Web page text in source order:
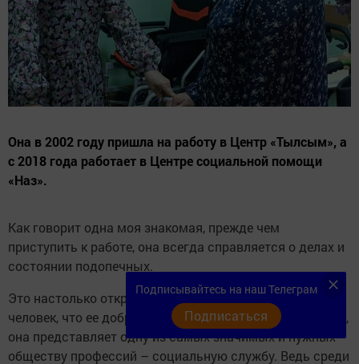
Она в 2002 году пришла на работу в Центр «Тылсым», а
с 2018 года работает в Центре социальной помощи
«Наз».
Как говорит одна моя знакомая, прежде чем
приступить к работе, она всегда справляется о делах и
состоянии подопечных.
Это настолько открытый, отзывчивый и широкой души
человек, что ее доброта не знает границ. На мой взгляд,
она представляет одну из самых значимых и нужных
обществу профессий – социальную службу. Ведь среди
Подписывайтесь на наш Телеграм
Подписаться